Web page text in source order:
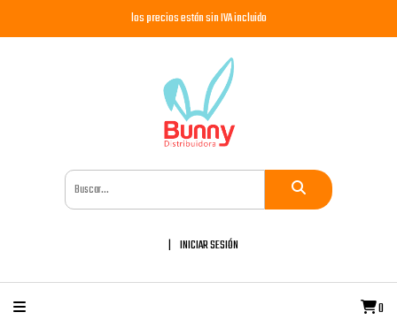
los precios están sin IVA incluido
INICIAR SESIÓN
0